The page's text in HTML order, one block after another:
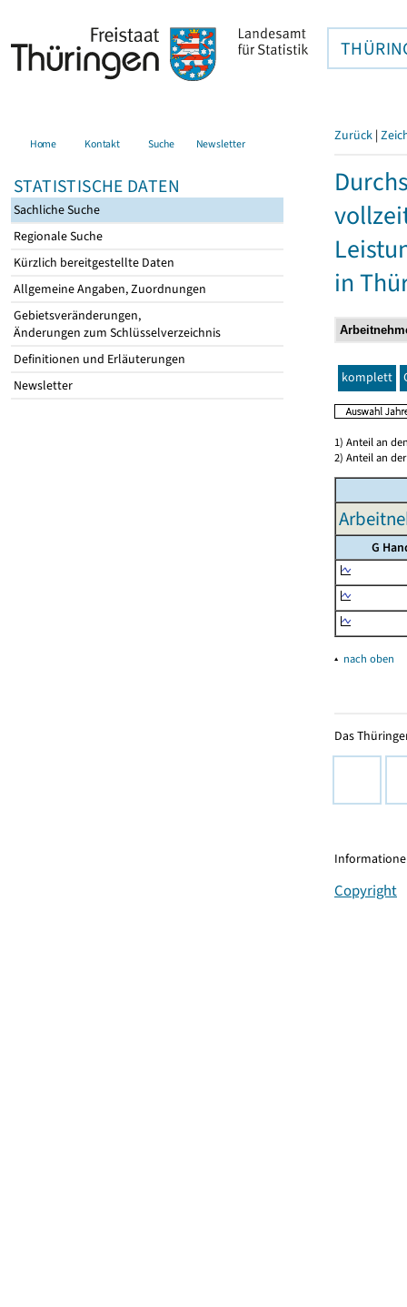
Home Kontakt Suche Newsletter
STATISTISCHE DATEN
Sachliche Suche
Regionale Suche
Kürzlich bereitgestellte Daten
Allgemeine Angaben, Zuordnungen
Gebietsveränderungen,
Änderungen zum Schlüsselverzeichnis
Definitionen und Erläuterungen
Newsletter
Zurück |
in
komplett
1) Anteil an
2) Anteil an
G
▴ nach oben
Das
Copyright